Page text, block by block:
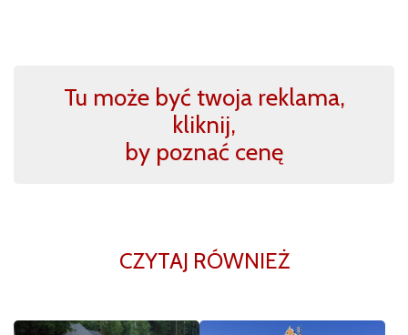
Tu może być twoja reklama,
kliknij,
by poznać cenę
CZYTAJ RÓWNIEŻ